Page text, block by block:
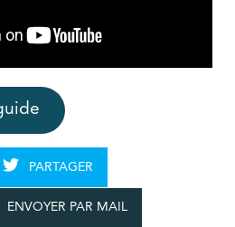
PARTAGER
ENVOYER PAR MAIL